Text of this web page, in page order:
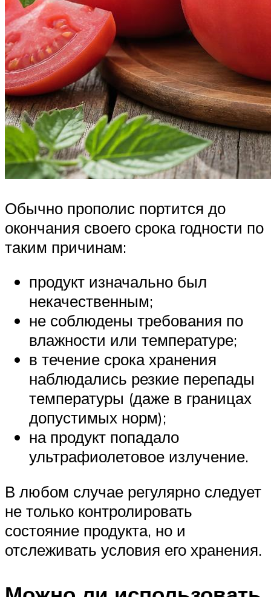
Обычно прополис портится до
окончания своего срока годности по
таким причинам:
продукт изначально был
некачественным;
не соблюдены требования по
влажности или температуре;
в течение срока хранения
наблюдались резкие перепады
температуры (даже в границах
допустимых норм);
на продукт попадало
ультрафиолетовое излучение.
В любом случае регулярно следует
не только контролировать
состояние продукта, но и
отслеживать условия его хранения.